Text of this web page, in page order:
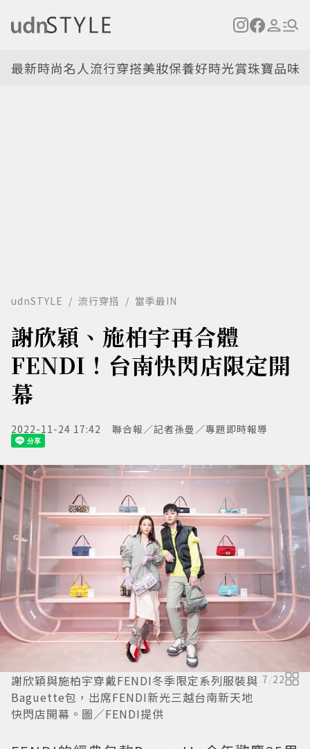
最新時尚名人流行穿搭美妝保養好時光賞珠寶品味
udnSTYLE 流行穿搭 當季最IN
謝欣穎、施柏宇再合體
FENDI！台南快閃店限定開
幕
2022-11-24 17:42 聯合報／記者孫曼／專題即時報導
謝欣穎與施柏宇穿戴FENDI冬季限定系列服裝與
Baguette包，出席FENDI新光三越台南新天地
快閃店開幕。圖／FENDI提供
7 /22